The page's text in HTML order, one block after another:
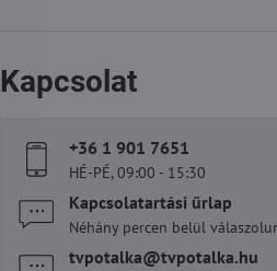
Kapcsolat
+36 1 901 7651
HÉ-PÉ, 09:00 - 15:30
Kapcsolatartási űrlap
Néhány percen belül
tvpotalka​@tvpotalka​.hu